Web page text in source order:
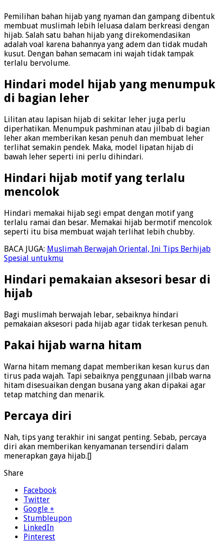
Pemilihan bahan hijab yang nyaman dan gampang dibentuk
membuat muslimah lebih leluasa dalam berkreasi dengan
hijab. Salah satu bahan hijab yang direkomendasikan
adalah voal karena bahannya yang adem dan tidak mudah
kusut. Dengan bahan semacam ini wajah tidak tampak
terlalu bervolume.
Hindari model hijab yang menumpuk
di bagian leher
Lilitan atau lapisan hijab di sekitar leher juga perlu
diperhatikan. Menumpuk pashminan atau jilbab di bagian
leher akan memberikan kesan penuh dan membuat leher
terlihat semakin pendek. Maka, model lipatan hijab di
bawah leher seperti ini perlu dihindari.
Hindari hijab motif yang terlalu
mencolok
Hindari memakai hijab segi empat dengan motif yang
terlalu ramai dan besar. Memakai hijab bermotif mencolok
seperti itu bisa membuat wajah terlihat lebih chubby.
BACA JUGA: Muslimah Berwajah Oriental, Ini Tips Berhijab
Spesial untukmu
Hindari pemakaian aksesori besar di
hijab
Bagi muslimah berwajah lebar, sebaiknya hindari
pemakaian aksesori pada hijab agar tidak terkesan penuh.
Pakai hijab warna hitam
Warna hitam memang dapat memberikan kesan kurus dan
tirus pada wajah. Tapi sebaiknya penggunaan jilbab warna
hitam disesuaikan dengan busana yang akan dipakai agar
tetap matching dan menarik.
Percaya diri
Nah, tips yang terakhir ini sangat penting. Sebab, percaya
diri akan memberikan kenyamanan tersendiri dalam
menerapkan gaya hijab.[]
Share
Facebook
Twitter
Google +
Stumbleupon
LinkedIn
Pinterest